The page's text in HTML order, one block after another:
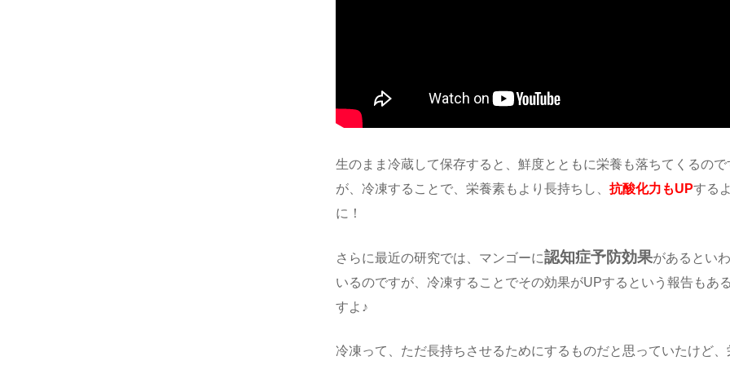
生のまま冷蔵して保存すると、鮮度とともに栄養も落ちてくるので
が、冷凍することで、栄養素もより長持ちし、抗酸化力もUPする
に！
さらに最近の研究では、マンゴーに認知症予防効果があるとい
いるのですが、冷凍することでその効果がUPするという報告もあ
すよ♪
冷凍って、ただ長持ちさせるためにするものだと思っていたけど、